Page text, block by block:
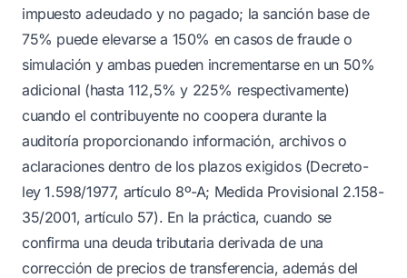
impuesto adeudado y no pagado; la sanción base de
75% puede elevarse a 150% en casos de fraude o
simulación y ambas pueden incrementarse en un 50%
adicional (hasta 112,5% y 225% respectivamente)
cuando el contribuyente no coopera durante la
auditoría proporcionando información, archivos o
aclaraciones dentro de los plazos exigidos (Decreto-
ley 1.598/1977, artículo 8º-A; Medida Provisional 2.158-
35/2001, artículo 57). En la práctica, cuando se
confirma una deuda tributaria derivada de una
corrección de precios de transferencia, además del